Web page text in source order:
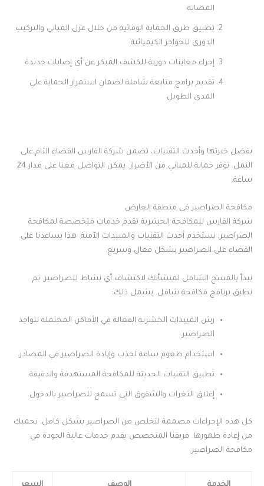
المصابة
تطبيق طرق الحماية الوقائية من خلال عزل المباني والتركيب
الدوري للحواجز الكيميائية
إجراء معاينات دورية للكشف المبكر عن أي إصابات جديدة
تقديم برامج متابعة شاملة لضمان استمرار الحماية على
المدى الطويل
بفضل خبرتها وأحدث التقنيات، تضمن شركة الفارس القضاء التام على
النمل. توفر حماية للمباني من الأضرار. يمكن التواصل معنا على مدار 24
ساعة.
مكافحة الصراصير في منطقة العارض
شركة الفارس للمكافحة الحشرية تقدم خدمات متخصصة لمكافحة
الصراصير. نستخدم أحدث التقنيات والمبيدات الآمنة. هذا يساعدنا على
القضاء على الصراصير بشكل فعال وسريع.
نبدأ بالمسح الشامل لمنشأتك لاكتشاف أي نشاط للصراصير. ثم
نطبق برنامج مكافحة شامل. يشمل ذلك:
رش المبيدات الحشرية الفعالة في الأماكن المحتملة لتواجد
الصراصير.
استخدام طعوم سامة لجذب وإبادة الصراصير في المصادر.
تطبيق التقنيات الحديثة للمكافحة المستهدفة والدقيقة.
إغلاق الثغرات والشقوق التي تسمح للصراصير بالدخول.
كل هذه الإجراءات مصممة لتخلص من الصراصير بشكل كامل. نحميك
من إعادة ظهورها. فريقنا المتخصص يقدم خدمات عالية الجودة في
مكافحة الصراصير.